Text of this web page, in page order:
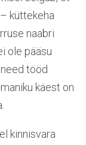
küttekeha
naabri
ole pääsu
tööd
käest on
kinnisvara